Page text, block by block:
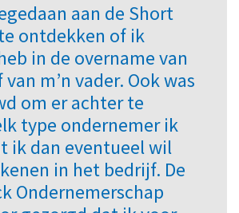
aan de Short
ontdekken of ik
in de overname van
m’n vader. Ook was
om er achter te
type ondernemer ik
ik dan eventueel wil
in het bedrijf. De
Ondernemerschap